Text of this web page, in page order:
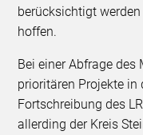
berücksichtigt
hoffen.
Bei einer Abfrage
prioritären Projekte in
Fortschreibung des
allerding der Kreis